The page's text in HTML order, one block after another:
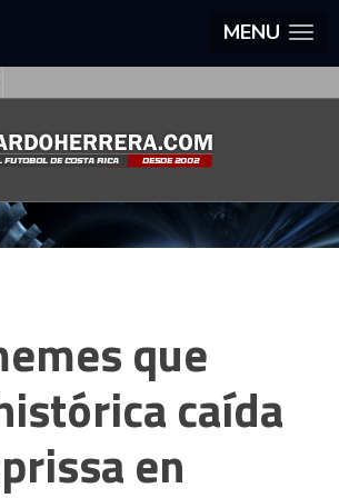
MENU
que
caída
en